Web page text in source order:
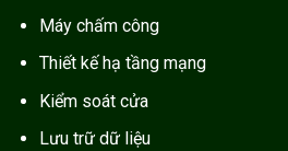
Máy chấm công
Thiết kế hạ tầng mạng
Kiểm soát cửa
Lưu trữ dữ liệu